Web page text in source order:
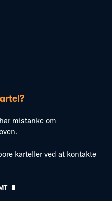
mistanke om
karteller ved at kontakte